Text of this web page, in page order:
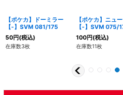
【ポケカ】ドーミラー
【-】SVM 081/175
50円(税込)
在庫数3枚
【ポケカ】ニュ
【-】SVM 075/
100円(税込)
在庫数11枚